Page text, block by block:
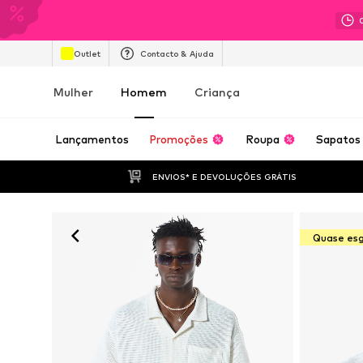
Outlet Contacto & Ajuda
Mulher Homem Criança
Lançamentos Promoções Roupa Sapatos
ENVIOS* E DEVOLUÇÕES GRÁTIS
Quase